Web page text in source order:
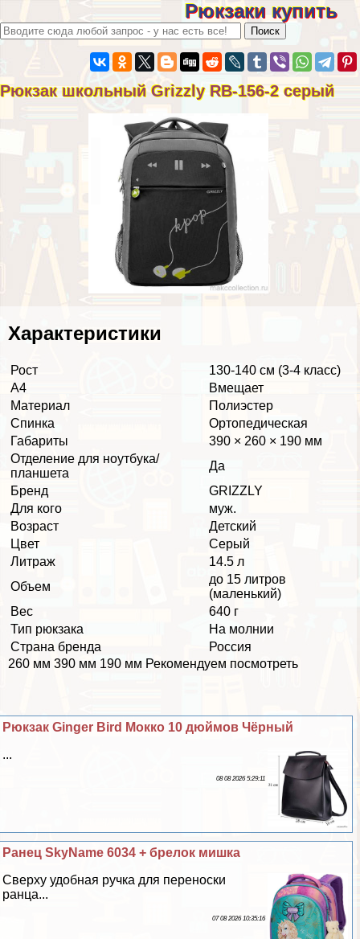
Рюкзаки купить
Рюкзак школьный Grizzly RB-156-2 серый
Хаpaктеристики
Рост
130-140 см (3-4 класс)
А4
Вмещает
Материал
Полиэстер
Спинка
Ортопедическая
Габариты
390 × 260 × 190 мм
Отделение для ноутбука/
планшета
Да
Бренд
GRIZZLY
Для кого
муж.
Возраст
Детский
Цвет
Серый
Литраж
14.5 л
Объем
до 15 литров
(маленький)
Вес
640 г
Тип рюкзака
На молнии
Страна бренда
Россия
260 мм 390 мм 190 мм Рекомендуем посмотреть
Рюкзак Ginger Bird Мокко 10 дюймов Чёрный
...
08 08 2026 5:29:11
Ранец SkyName 6034 + брелок мишка
Сверху удобная ручка для переноски
ранца...
07 08 2026 10:35:16